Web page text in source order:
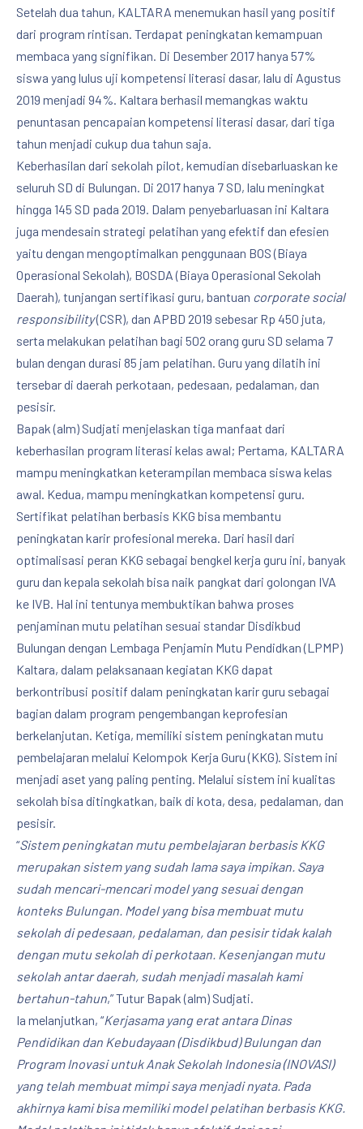
Setelah dua tahun, KALTARA menemukan hasil yang positif
dari program rintisan. Terdapat peningkatan kemampuan
membaca yang signifikan. Di Desember 2017 hanya 57%
siswa yang lulus uji kompetensi literasi dasar, lalu di Agustus
2019 menjadi 94%. Kaltara berhasil memangkas waktu
penuntasan pencapaian kompetensi literasi dasar, dari tiga
tahun menjadi cukup dua tahun saja.
Keberhasilan dari sekolah pilot, kemudian disebarluaskan ke
seluruh SD di Bulungan. Di 2017 hanya 7 SD, lalu meningkat
hingga 145 SD pada 2019. Dalam penyebarluasan ini Kaltara
juga mendesain strategi pelatihan yang efektif dan efesien
yaitu dengan mengoptimalkan penggunaan BOS (Biaya
Operasional Sekolah), BOSDA (Biaya Operasional Sekolah
Daerah), tunjangan sertifikasi guru, bantuan corporate social
responsibility(CSR), dan APBD 2019 sebesar Rp 450 juta,
serta melakukan pelatihan bagi 502 orang guru SD selama 7
bulan dengan durasi 85 jam pelatihan. Guru yang dilatih ini
tersebar di daerah perkotaan, pedesaan, pedalaman, dan
pesisir.
Bapak (alm) Sudjati menjelaskan tiga manfaat dari
keberhasilan program literasi kelas awal; Pertama, KALTARA
mampu meningkatkan keterampilan membaca siswa kelas
awal. Kedua, mampu meningkatkan kompetensi guru.
Sertifikat pelatihan berbasis KKG bisa membantu
peningkatan karir profesional mereka. Dari hasil dari
optimalisasi peran KKG sebagai bengkel kerja guru ini, banyak
guru dan kepala sekolah bisa naik pangkat dari golongan IVA
ke IVB. Hal ini tentunya membuktikan bahwa proses
penjaminan mutu pelatihan sesuai standar Disdikbud
Bulungan dengan Lembaga Penjamin Mutu Pendidkan (LPMP)
Kaltara, dalam pelaksanaan kegiatan KKG dapat
berkontribusi positif dalam peningkatan karir guru sebagai
bagian dalam program pengembangan keprofesian
berkelanjutan. Ketiga, memiliki sistem peningkatan mutu
pembelajaran melalui Kelompok Kerja Guru (KKG). Sistem ini
menjadi aset yang paling penting. Melalui sistem ini kualitas
sekolah bisa ditingkatkan, baik di kota, desa, pedalaman, dan
pesisir.
“Sistem peningkatan mutu pembelajaran berbasis KKG
merupakan sistem yang sudah lama saya impikan. Saya
sudah mencari-mencari model yang sesuai dengan
konteks Bulungan. Model yang bisa membuat mutu
sekolah di pedesaan, pedalaman, dan pesisir tidak kalah
dengan mutu sekolah di perkotaan. Kesenjangan mutu
sekolah antar daerah, sudah menjadi masalah kami
bertahun-tahun,” Tutur Bapak (alm) Sudjati.
Ia melanjutkan, “Kerjasama yang erat antara Dinas
Pendidikan dan Kebudayaan (Disdikbud) Bulungan dan
Program Inovasi untuk Anak Sekolah Indonesia (INOVASI)
yang telah membuat mimpi saya menjadi nyata. Pada
akhirnya kami bisa memiliki model pelatihan berbasis KKG.